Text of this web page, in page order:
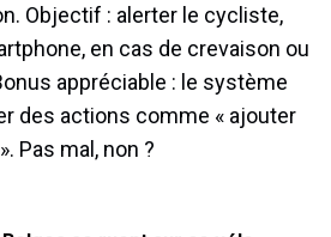
Objectif : alerter le cycliste,
en cas de crevaison ou
appréciable : le système
des actions comme « ajouter
Pas mal, non ?